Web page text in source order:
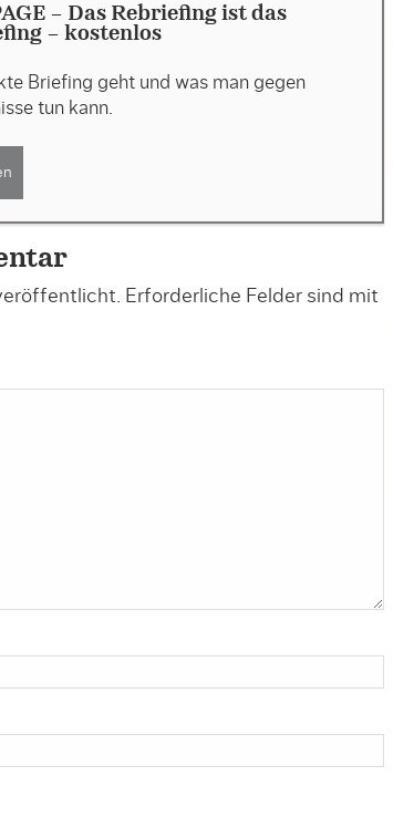
- Das Rebriefing ist das
- kostenlos
Briefing geht und was man gegen
tun kann.
Erforderliche Felder sind mit